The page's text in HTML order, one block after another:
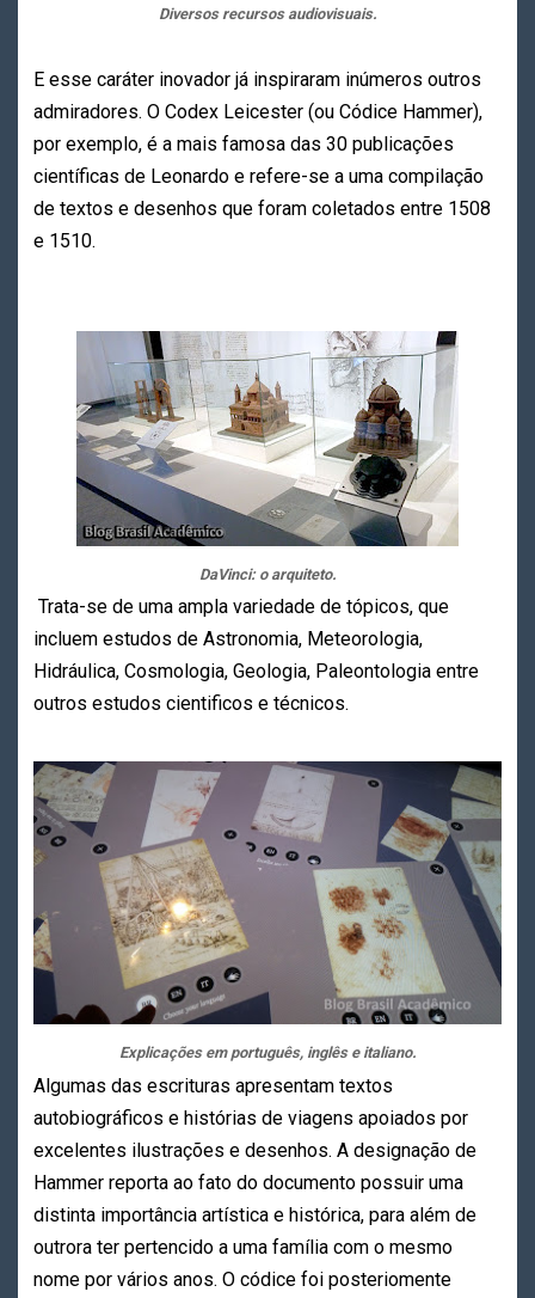
Diversos recursos audiovisuais.
E esse caráter inovador já inspiraram inúmeros outros
admiradores. O Codex Leicester (ou Códice Hammer),
por exemplo, é a mais famosa das 30 publicações
científicas de Leonardo e refere-se a uma compilação
de textos e desenhos que foram coletados entre 1508
e 1510.
DaVinci: o arquiteto.
Trata-se de uma ampla variedade de tópicos, que
incluem estudos de Astronomia, Meteorologia,
Hidráulica, Cosmologia, Geologia, Paleontologia entre
outros estudos cientificos e técnicos.
Explicações em português, inglês e italiano.
Algumas das escrituras apresentam textos
autobiográficos e histórias de viagens apoiados por
excelentes ilustrações e desenhos. A designação de
Hammer reporta ao fato do documento possuir uma
distinta importância artística e histórica, para além de
outrora ter pertencido a uma família com o mesmo
nome por vários anos. O códice foi posteriomente